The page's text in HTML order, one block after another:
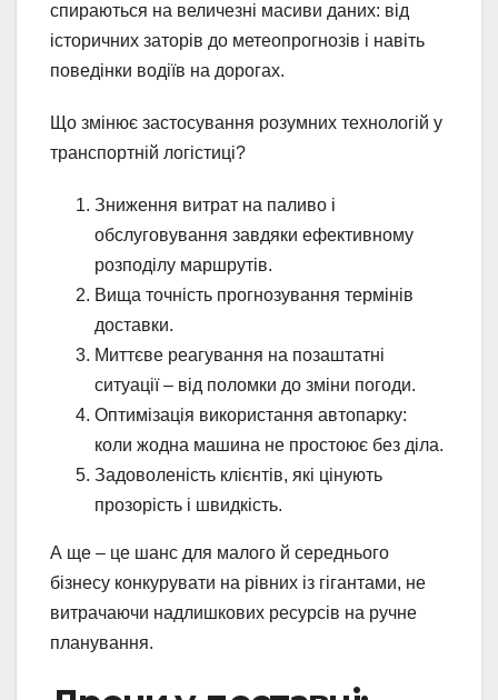
спираються на величезні масиви даних: від
історичних заторів до метеопрогнозів і навіть
поведінки водіїв на дорогах.
Що змінює застосування розумних технологій у
транспортній логістиці?
Зниження витрат на паливо і
обслуговування завдяки ефективному
розподілу маршрутів.
Вища точність прогнозування термінів
доставки.
Миттєве реагування на позаштатні
ситуації – від поломки до зміни погоди.
Оптимізація використання автопарку:
коли жодна машина не простоює без діла.
Задоволеність клієнтів, які цінують
прозорість і швидкість.
А ще – це шанс для малого й середнього
бізнесу конкурувати на рівних із гігантами, не
витрачаючи надлишкових ресурсів на ручне
планування.